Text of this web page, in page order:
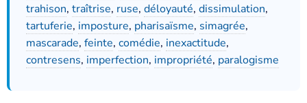
trahison, traîtrise, ruse, déloyauté, dissimulation,
tartuferie, imposture, pharisaïsme, simagrée,
mascarade, feinte, comédie, inexactitude,
contresens, imperfection, impropriété, paralogisme